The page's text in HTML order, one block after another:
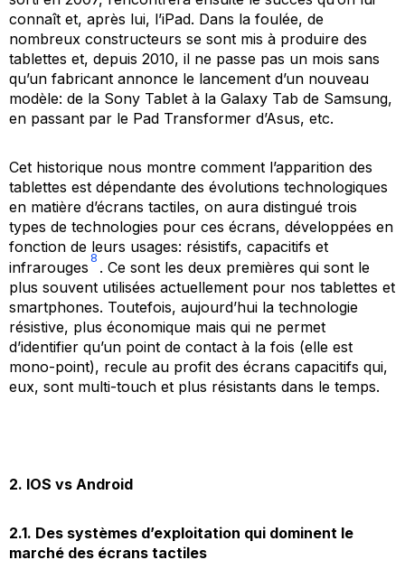
connaît et, après lui, l’iPad. Dans la foulée, de
nombreux constructeurs se sont mis à produire des
tablettes et, depuis 2010, il ne passe pas un mois sans
qu’un fabricant annonce le lancement d’un nouveau
modèle: de la Sony Tablet à la Galaxy Tab de Samsung,
en passant par le Pad Transformer d’Asus, etc.
Cet historique nous montre comment l’apparition des
tablettes est dépendante des évolutions technologiques
en matière d’écrans tactiles, on aura distingué trois
types de technologies pour ces écrans, développées en
fonction de leurs usages: résistifs, capacitifs et
infrarouges
8
. Ce sont les deux premières qui sont le
plus souvent utilisées actuellement pour nos tablettes et
smartphones. Toutefois, aujourd’hui la technologie
résistive, plus économique mais qui ne permet
d’identifier qu’un point de contact à la fois (elle est
mono-point), recule au profit des écrans capacitifs qui,
eux, sont multi-touch et plus résistants dans le temps.
2. IOS vs Android
2.1. Des systèmes d’exploitation qui dominent le
marché des écrans tactiles